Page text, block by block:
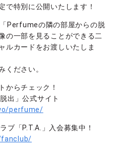
で特別に公開いたします！
Perfumeの隣の部屋からの脱
の一部を見ることができる二
ルカードをお渡しいたしま
ください。
からチェック！
出」公式サイト
perfume/
ブ「P.T.A.」入会募集中！